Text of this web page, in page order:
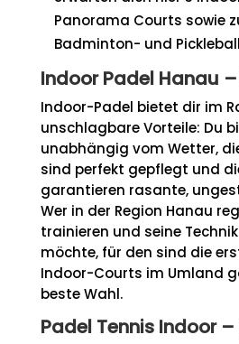
Panorama Courts sowie
Badminton- und
Indoor Padel Hanau
Indoor-Padel bietet dir im
unschlagbare Vorteile: Du
unabhängig vom Wetter,
sind perfekt gepflegt und
garantieren rasante,
Wer in der Region Hanau
trainieren und seine
möchte, für den sind die
Indoor-Courts im Umland
beste Wahl.
Padel Tennis Indoor –